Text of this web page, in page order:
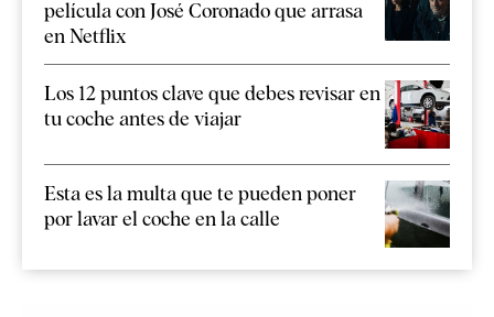
película con José Coronado que arrasa
en Netflix
Los 12 puntos clave que debes revisar en
tu coche antes de viajar
Esta es la multa que te pueden poner
por lavar el coche en la calle